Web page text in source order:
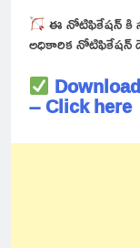
ఈ నోటిఫికేషన్ కి
అధికారిక
– Click here